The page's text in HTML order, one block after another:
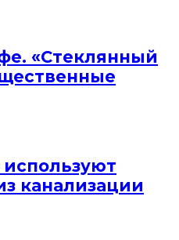
«Стеклянный
канализации